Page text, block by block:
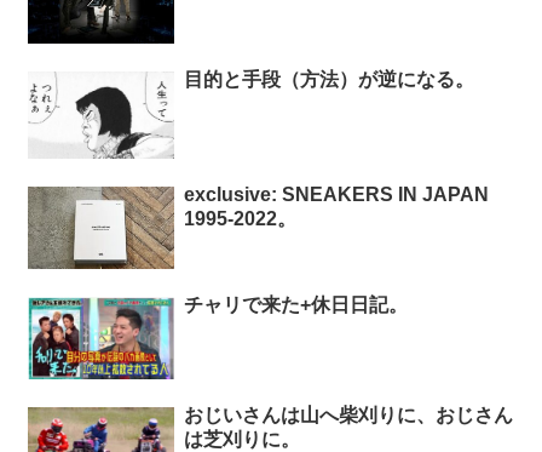
目的と手段（方法）が逆になる。
exclusive: SNEAKERS IN JAPAN
1995-2022。
チャリで来た+休日日記。
おじいさんは山へ柴刈りに、おじさん
は芝刈りに。